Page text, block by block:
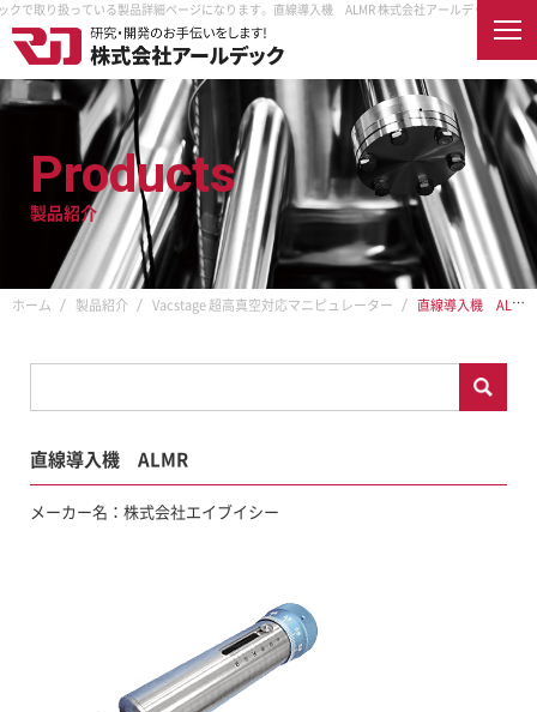
で取り扱っている製品詳細ページになります。直線導入機 ALMR 株式会社アールデックで取り
English
ホーム 会社案内
企業情報
企業理念
取扱メーカー
アクセス
製品紹介
真空とは
お問い合わせ
Products
製品紹介
ホーム 製品紹介 Vacstage 超高真空対応マニピュレーター 直線導入機 ALMR
直線導入機 ALMR
メーカー名：株式会社エイブイシー